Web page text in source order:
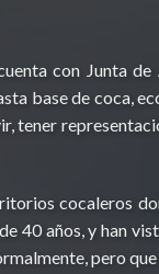
con Junta de
base de coca,
tener
cocaleros
40 años, y han
pero